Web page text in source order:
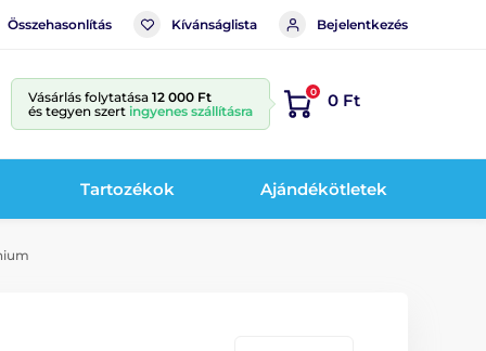
Összehasonlítás Kívánságlista Bejelentkezés
Vásárlás folytatása 12 000 Ft
és tegyen szert ingyenes szállításra
0 0 Ft
Tartozékok Ajándékötletek